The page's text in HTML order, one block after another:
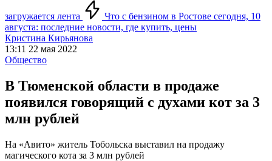
загружается лента
Что с бензином в Ростове сегодня, 10
августа: последние новости, где купить, цены
Кристина Кирьянова
13:11 22 мая 2022
Общество
В Тюменской области в продаже
появился говорящий с духами кот за 3
млн рублей
На «Авито» житель Тобольска выставил на продажу
магического кота за 3 млн рублей